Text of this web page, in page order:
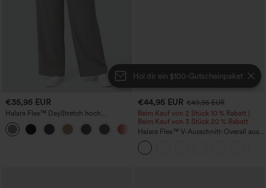
Hol dir ein $100-Gutscheinpaket
€35,95 EUR
Halara Flex™ DayStretch hoch
geschnittene Hose mit Taschen,
geradem Bein – Arbeitshose in
Übergröße
+1
€44,95 EUR €49,95 EUR
Beim Kauf von 2 Stück 10 % Rabatt |
Beim Kauf von 3 Stück 20 % Rabatt
Halara Flex™ V-Ausschnitt-Overall aus
gewaschenem Denim mit Taschen –
lässig